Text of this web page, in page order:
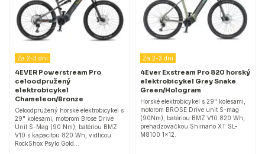
Za 2-3 dni
4EVER Powerstream Pro
celoodpružený
elektrobicykel
Chameleon/Bronze
Celoodpružený horské elektrobicykel s
29" kolesami, motorom Brose Drive
Unit S-Mag (90 Nm), batériou BMZ
V10 s kapacitou 820 Wh, vidlicou
RockShox Psylo Gold…
Za 2-3 dni
4Ever Exstream Pro 820 horský
elektrobicykel Grey Snake
Green/Hologram
Horské elektrobicykel s 29" kolesami,
motorom BROSE Drive unit S-mag
(90Nm), batériou BMZ V10 820 Wh,
prehadzovačkou Shimano XT SL-
M8100 1x12.